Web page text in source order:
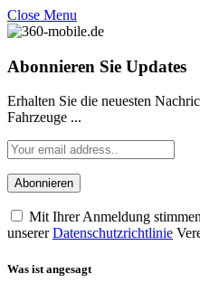
Close Menu
Abonnieren Sie Updates
Erhalten Sie die neuesten
Fahrzeuge ...
Mit Ihrer Anmeldung
unsererDatenschutzrichtlinie
Was ist angesagt